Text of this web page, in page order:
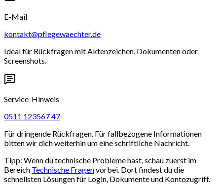
E-Mail
kontakt@pflegewaechter.de
Ideal für Rückfragen mit Aktenzeichen, Dokumenten oder
Screenshots.
Service-Hinweis
0511 123567 47
Für dringende Rückfragen. Für fallbezogene Informationen
bitten wir dich weiterhin um eine schriftliche Nachricht.
Tipp: Wenn du technische Probleme hast, schau zuerst im
Bereich Technische Fragenvorbei. Dort findest du die
schnellsten Lösungen für Login, Dokumente und Kontozugriff.